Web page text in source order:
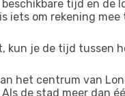
tijd en de
om rekening
je de tijd tussen
het centrum van
de stad meer dan